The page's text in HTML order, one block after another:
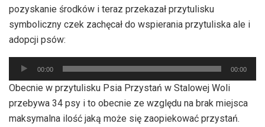
pozyskanie środków i teraz przekazał przytulisku
symboliczny czek zachęcał do wspierania przytuliska ale i
adopcji psów:
Odtwarzacz
plików
dźwiękowych
00:00 00:00
Obecnie w przytulisku Psia Przystań w Stalowej Woli
przebywa 34 psy i to obecnie ze względu na brak miejsca
maksymalna ilość jaką może się zaopiekować przystań.